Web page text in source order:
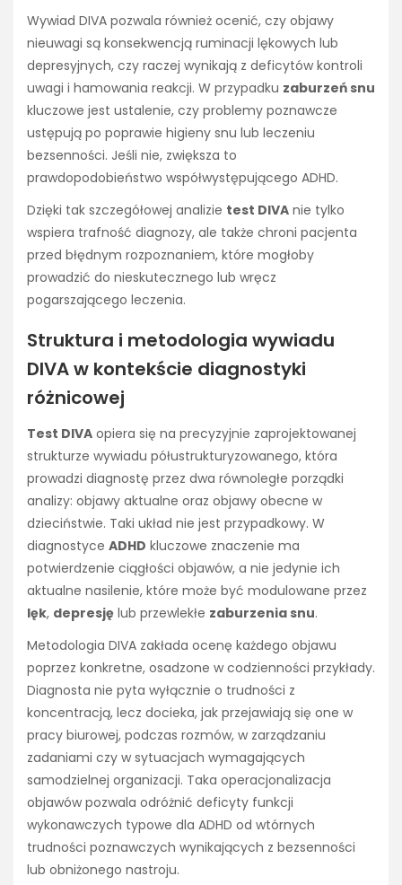
Wywiad DIVA pozwala również ocenić, czy objawy
nieuwagi są konsekwencją ruminacji lękowych lub
depresyjnych, czy raczej wynikają z deficytów kontroli
uwagi i hamowania reakcji. W przypadku zaburzeń snu
kluczowe jest ustalenie, czy problemy poznawcze
ustępują po poprawie higieny snu lub leczeniu
bezsenności. Jeśli nie, zwiększa to
prawdopodobieństwo współwystępującego ADHD.
Dzięki tak szczegółowej analizie test DIVA nie tylko
wspiera trafność diagnozy, ale także chroni pacjenta
przed błędnym rozpoznaniem, które mogłoby
prowadzić do nieskutecznego lub wręcz
pogarszającego leczenia.
Struktura i metodologia wywiadu
DIVA w kontekście diagnostyki
różnicowej
Test DIVA opiera się na precyzyjnie zaprojektowanej
strukturze wywiadu półustrukturyzowanego, która
prowadzi diagnostę przez dwa równoległe porządki
analizy: objawy aktualne oraz objawy obecne w
dzieciństwie. Taki układ nie jest przypadkowy. W
diagnostyce ADHD kluczowe znaczenie ma
potwierdzenie ciągłości objawów, a nie jedynie ich
aktualne nasilenie, które może być modulowane przez
lęk, depresję lub przewlekłe zaburzenia snu.
Metodologia DIVA zakłada ocenę każdego objawu
poprzez konkretne, osadzone w codzienności przykłady.
Diagnosta nie pyta wyłącznie o trudności z
koncentracją, lecz docieka, jak przejawiają się one w
pracy biurowej, podczas rozmów, w zarządzaniu
zadaniami czy w sytuacjach wymagających
samodzielnej organizacji. Taka operacjonalizacja
objawów pozwala odróżnić deficyty funkcji
wykonawczych typowe dla ADHD od wtórnych
trudności poznawczych wynikających z bezsenności
lub obniżonego nastroju.